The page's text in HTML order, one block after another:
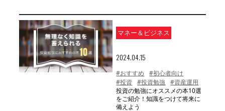
マネー＆ビジネス
2024.04.15
#おすすめ
#初心者向け
#投資
#投資勉強
#資産運用
投資の勉強にオススメの本10選
をご紹介！知識をつけて将来に
備えよう